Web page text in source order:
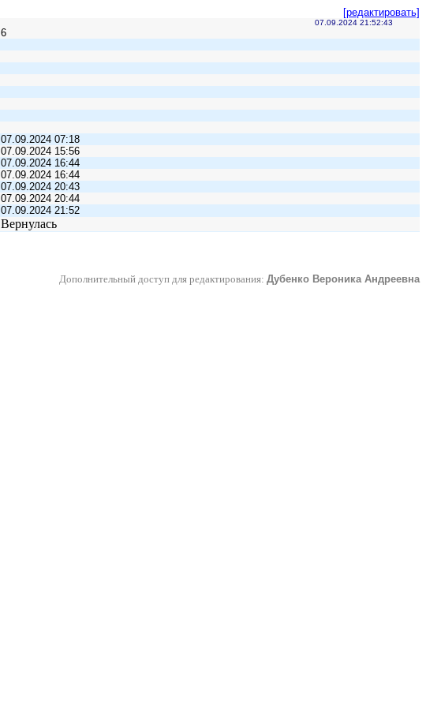
[редактировать]
07.09.2024 21:52:43
6
07.09.2024 07:18
07.09.2024 15:56
07.09.2024 16:44
07.09.2024 16:44
07.09.2024 20:43
07.09.2024 20:44
07.09.2024 21:52
Вернулась
Дополнительный доступ для редактирования: Дубенко Вероника Андреевна